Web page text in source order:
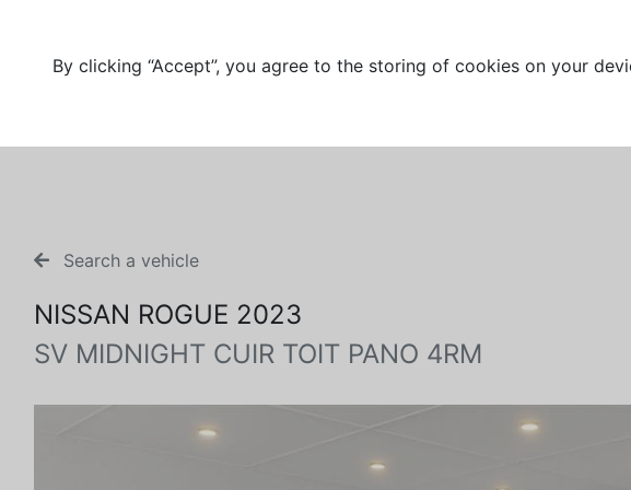
By clicking “Accept”, you agree to the storing of cookies on your
Search a vehicle
NISSAN ROGUE 2023
SV MIDNIGHT CUIR TOIT PANO 4RM